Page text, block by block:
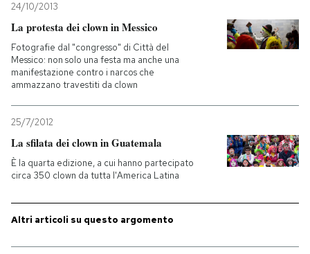
24/10/2013
La protesta dei clown in Messico
Fotografie dal "congresso" di Città del
Messico: non solo una festa ma anche una
manifestazione contro i narcos che
ammazzano travestiti da clown
25/7/2012
La sfilata dei clown in Guatemala
È la quarta edizione, a cui hanno partecipato
circa 350 clown da tutta l'America Latina
Altri articoli su questo argomento